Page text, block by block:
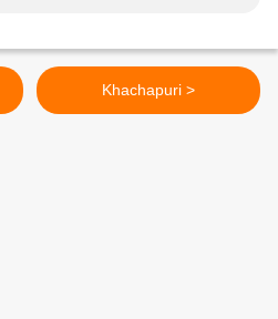
Khachapuri >